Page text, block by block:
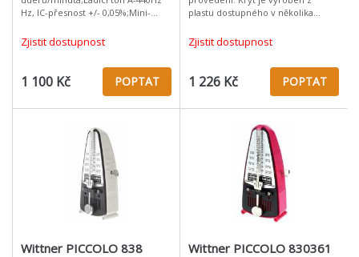
Hz, IC-přesnost +/- 0,05%;Mini-
jsou součástí dodávky );Bez bate
Zjistit dostupnost
1 100 Kč POPTAT
plastu dostupného v několika
plast Modrý Provedení bez zvonku
Zjistit dostupnost
1 226 Kč POPTAT
Wittner PICCOLO 838 Wittner PICCOLO 830361